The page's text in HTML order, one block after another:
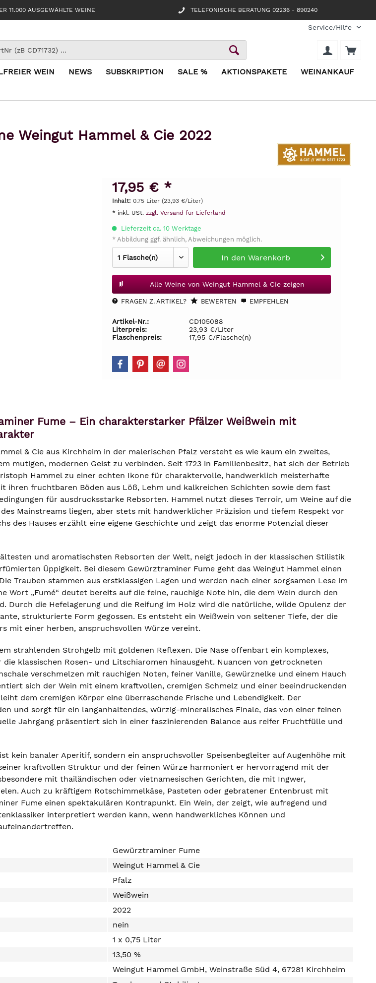
11.000 AUSGEWÄHLTE WEINE TELEFONISCHE BERATUNG 02236 - 890240
Service/Hilfe
WEIN NEWS SUBSKRIPTION SALE % AKTIONSPAKETE WEINANKAUF
Weingut Hammel & Cie 2022
17,95 € *
Inhalt: 0.75 Liter (23,93 €/Liter)
* inkl. USt. zzgl. Versand für Lieferland
Lieferzeit ca. 10 Werktage
* Abbildung ggf. ähnlich, Abweichungen möglich.
In den Warenkorb
Alle Weine von Weingut Hammel & Cie zeigen
FRAGEN Z. ARTIKEL? BEWERTEN EMPFEHLEN
Artikel-Nr.:
CD105088
Literpreis:
23,93 €/Liter
Flaschenpreis:
17,95 €/Flasche(n)
Fume – Ein charakterstarker Pfälzer Weißwein mit
& Cie aus Kirchheim in der malerischen Pfalz versteht es wie kaum ein zweites,
mutigen, modernen Geist zu verbinden. Seit 1723 in Familienbesitz, hat sich der Betrieb
Hammel zu einer echten Ikone für charaktervolle, handwerklich meisterhafte
ihren fruchtbaren Böden aus Löß, Lehm und kalkreichen Schichten sowie dem fast
für ausdrucksstarke Rebsorten. Hammel nutzt dieses Terroir, um Weine auf die
Mainstreams liegen, aber stets mit handwerklicher Präzision und tiefem Respekt vor
des Hauses erzählt eine eigene Geschichte und zeigt das enorme Potenzial dieser
und aromatischsten Rebsorten der Welt, neigt jedoch in der klassischen Stilistik
Üppigkeit. Bei diesem Gewürztraminer Fume geht das Weingut Hammel einen
Trauben stammen aus erstklassigen Lagen und werden nach einer sorgsamen Lese im
Wort „Fumé“ deutet bereits auf die feine, rauchige Note hin, die dem Wein durch den
Durch die Hefelagerung und die Reifung im Holz wird die natürliche, wilde Opulenz der
strukturierte Form gegossen. Es entsteht ein Weißwein von seltener Tiefe, der die
mit einer herben, anspruchsvollen Würze vereint.
strahlenden Strohgelb mit goldenen Reflexen. Die Nase offenbart ein komplexes,
klassischen Rosen- und Litschiaromen hinausgeht. Nuancen von getrockneten
verschmelzen mit rauchigen Noten, feiner Vanille, Gewürznelke und einem Hauch
sich der Wein mit einem kraftvollen, cremigen Schmelz und einer beeindruckenden
dem cremigen Körper eine überraschende Frische und Lebendigkeit. Der
und sorgt für ein langanhaltendes, würzig-mineralisches Finale, das von einer feinen
Jahrgang präsentiert sich in einer faszinierenden Balance aus reifer Fruchtfülle und
kein banaler Aperitif, sondern ein anspruchsvoller Speisenbegleiter auf Augenhöhe mit
kraftvollen Struktur und der feinen Würze harmoniert er hervorragend mit der
mit thailändischen oder vietnamesischen Gerichten, die mit Ingwer,
Auch zu kräftigem Rotschimmelkäse, Pasteten oder gebratener Entenbrust mit
Fume einen spektakulären Kontrapunkt. Ein Wein, der zeigt, wie aufregend und
interpretiert werden kann, wenn handwerkliches Können und
Gewürztraminer Fume
Weingut Hammel & Cie
Pfalz
Weißwein
2022
nein
1 x 0,75 Liter
13,50 %
Weingut Hammel GmbH, Weinstraße Süd 4, 67281 Kirchheim